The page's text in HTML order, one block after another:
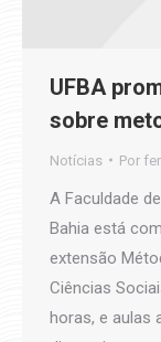
UFBA
sobre
Notícias Por
A Faculdade
Bahia está
extensão
Ciências
horas, e aulas